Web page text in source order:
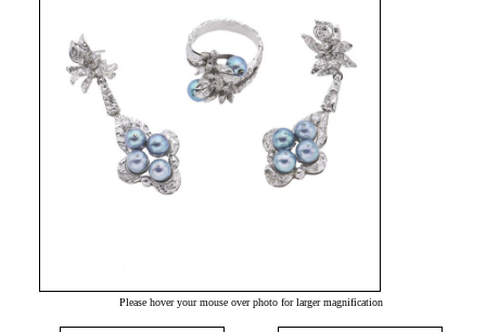
Please hover your mouse over photo for larger magnification